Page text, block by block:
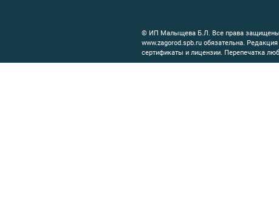
© ИП Малыщева Б.Л. Все права защищены.
www.zagorod.spb.ru обязательна.
сертификаты и лицензии. Перепечатка